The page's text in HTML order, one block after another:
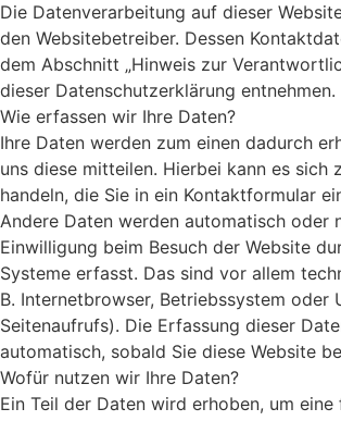
Die Datenverarbeitung auf dieser
den Websitebetreiber. Dessen
dem Abschnitt „Hinweis zur
dieser Datenschutzerklärung entnehmen.
Wie erfassen wir Ihre Daten?
Ihre Daten werden zum einen dadurch
uns diese mitteilen. Hierbei kann es sich
handeln, die Sie in ein Kontaktformular
Andere Daten werden automatisch oder
Einwilligung beim Besuch der Website
Systeme erfasst. Das sind vor allem
B. Internetbrowser, Betriebssystem oder
Seitenaufrufs). Die Erfassung dieser
automatisch, sobald Sie diese Website
Wofür nutzen wir Ihre Daten?
Ein Teil der Daten wird erhoben, um